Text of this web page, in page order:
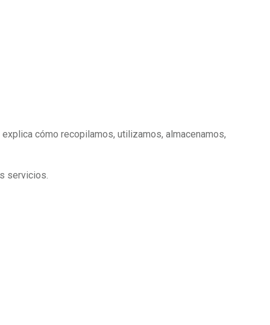
cómo recopilamos, utilizamos, almacenamos,
servicios.